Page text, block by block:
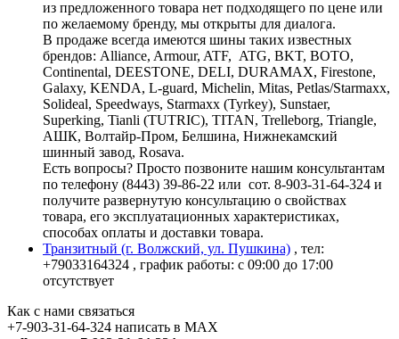
из предложенного товара нет подходящего по цене или
по желаемому бренду, мы открыты для диалога.
В продаже всегда имеются шины таких известных
брендов: Alliance, Armour, ATF, ATG, BKT, BOTO,
Continental, DEESTONE, DELI, DURAMAX, Firestone,
Galaxy, KENDA, L-guard, Michelin, Mitas, Petlas/Starmaxx,
Solideal, Speedways, Starmaxx (Tyrkey), Sunstaer,
Superking, Tianli (TUTRIC), TITAN, Trelleborg, Triangle,
АШК, Волтайр-Пром, Белшина, Нижнекамский
шинный завод, Rosava.
Есть вопросы? Просто позвоните нашим консультантам
по телефону (8443) 39-86-22 или сот. 8-903-31-64-324 и
получите развернутую консультацию о свойствах
товара, его эксплуатационных характеристиках,
способах оплаты и доставки товара.
Транзитный (г. Волжский, ул. Пушкина) , тел:
+79033164324 , график работы: с 09:00 до 17:00
отсутствует
Как с нами связаться
+7-903-31-64-324 написать в MAX